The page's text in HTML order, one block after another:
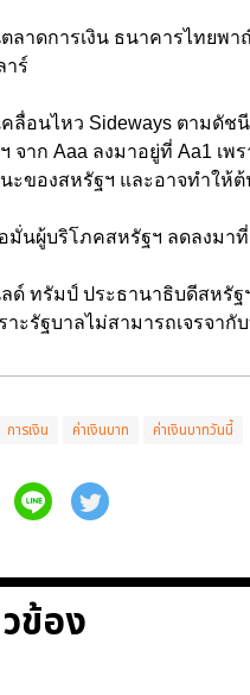
ลาดการเงิน ธนาคารไทยพ
าร์
คลื่อนไหว Sideways ตามดั
จาก Aaa ลงมาอยู่ที่ Aa1 เ
ะของสหรัฐฯ และอาจทำให้
มั่นผู้บริโภคสหรัฐฯ ลดลงมา
ด์ ทรัมป์ ประธานาธิบดีสหรั
าะรัฐบาลไม่สามารถเจรจา
การเงิน ค่าเงินบาท ค่าเงินบาทวันนี้
ข้อง